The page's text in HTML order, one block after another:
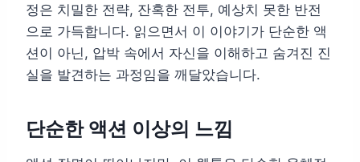
정은 치밀한 전략, 잔혹한 전투, 예상치 못한 반전
으로 가득합니다. 읽으면서 이 이야기가 단순한 액
션이 아닌, 압박 속에서 자신을 이해하고 숨겨진 진
실을 발견하는 과정임을 깨달았습니다.
단순한 액션 이상의 느낌